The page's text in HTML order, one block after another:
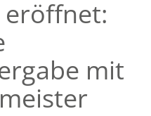
eröffnet:
mit